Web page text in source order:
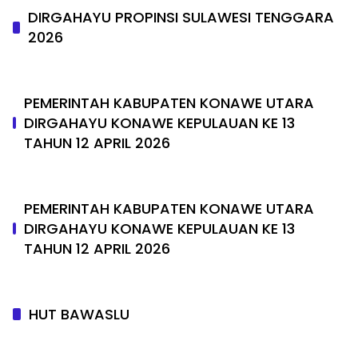
DIRGAHAYU PROPINSI SULAWESI TENGGARA
2026
PEMERINTAH KABUPATEN KONAWE UTARA
DIRGAHAYU KONAWE KEPULAUAN KE 13
TAHUN 12 APRIL 2026
PEMERINTAH KABUPATEN KONAWE UTARA
DIRGAHAYU KONAWE KEPULAUAN KE 13
TAHUN 12 APRIL 2026
HUT BAWASLU